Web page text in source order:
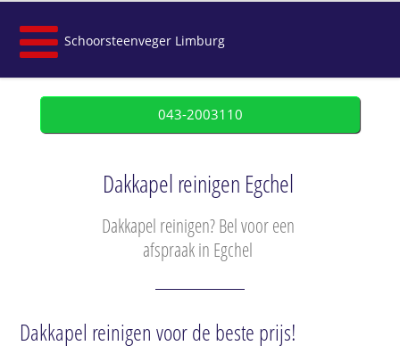
Schoorsteenveger Limburg
043-2003110
Dakkapel reinigen Egchel
Dakkapel reinigen? Bel voor een
afspraak in Egchel
Dakkapel reinigen voor de beste prijs!